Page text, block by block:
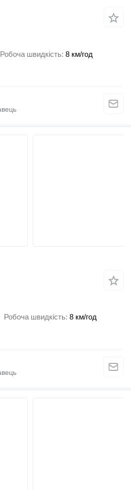
Робоча швидкість 8 км/год
Робоча швидкість 8 км/год